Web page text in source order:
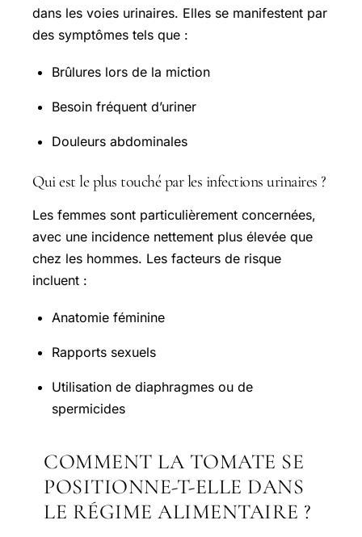
dans les voies urinaires. Elles se manifestent par
des symptômes tels que :
Brûlures lors de la miction
Besoin fréquent d’uriner
Douleurs abdominales
Qui est le plus touché par les infections urinaires ?
Les femmes sont particulièrement concernées,
avec une incidence nettement plus élevée que
chez les hommes. Les facteurs de risque
incluent :
Anatomie féminine
Rapports sexuels
Utilisation de diaphragmes ou de
spermicides
COMMENT LA TOMATE SE
POSITIONNE-T-ELLE DANS
LE RÉGIME ALIMENTAIRE ?